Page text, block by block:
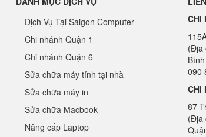
Dịch Vụ Tại Saigon Computer
Chi nhánh Quận 1
Chi nhánh Quận 6
Sửa chữa máy tính tại nhà
Sửa chữa máy in
Sửa chữa Macbook
Nâng cấp Laptop
CHI
(Địa
090
CHI
87
(Địa